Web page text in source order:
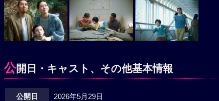
公開日・キャスト、その他基本情報
公開日 2026年5月29日